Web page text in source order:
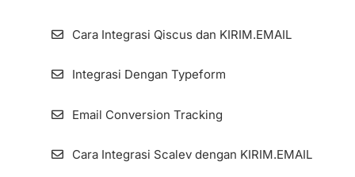
Cara Integrasi Qiscus dan KIRIM.EMAIL
Integrasi Dengan Typeform
Email Conversion Tracking
Cara Integrasi Scalev dengan KIRIM.EMAIL